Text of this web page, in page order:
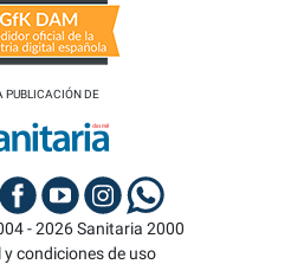
PUBLICACIÓN DE
- 2026 Sanitaria 2000
y condiciones de uso